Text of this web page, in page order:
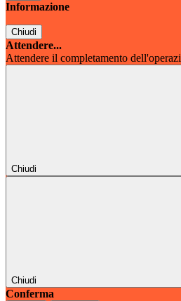
Informazione
Chiudi
Attendere...
Attendere il completamento
Chiudi
Chiudi
Conferma